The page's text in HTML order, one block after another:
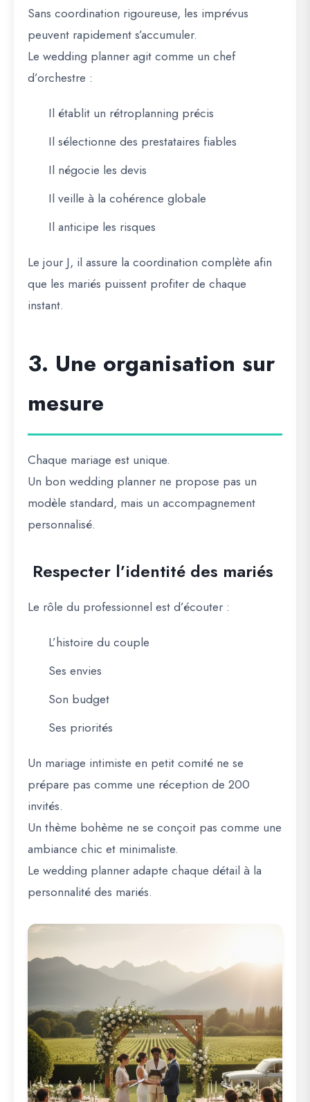
Sans coordination rigoureuse, les imprévus
peuvent rapidement s’accumuler.
Le wedding planner agit comme un chef
d’orchestre :
Il établit un rétroplanning précis
Il sélectionne des prestataires fiables
Il négocie les devis
Il veille à la cohérence globale
Il anticipe les risques
Le jour J, il assure la coordination complète afin
que les mariés puissent profiter de chaque
instant.
3. Une organisation sur
mesure
Chaque mariage est unique.
Un bon wedding planner ne propose pas un
modèle standard, mais un accompagnement
personnalisé.
Respecter l’identité des mariés
Le rôle du professionnel est d’écouter :
L’histoire du couple
Ses envies
Son budget
Ses priorités
Un mariage intimiste en petit comité ne se
prépare pas comme une réception de 200
invités.
Un thème bohème ne se conçoit pas comme une
ambiance chic et minimaliste.
Le wedding planner adapte chaque détail à la
personnalité des mariés.